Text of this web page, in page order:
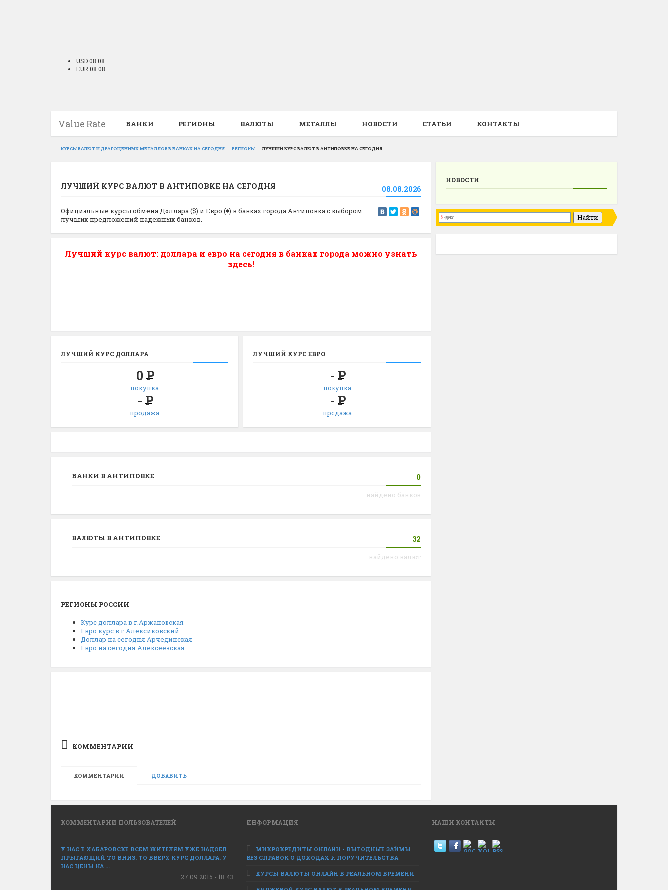
USD 08.08
EUR 08.08
Value Rate БАНКИ РЕГИОНЫ ВАЛЮТЫ МЕТАЛЛЫ НОВОСТИ СТАТЬИ КОНТАКТЫ
КУРСЫ ВАЛЮТ И ДРАГОЦЕННЫХ МЕТАЛЛОВ В БАНКАХ НА СЕГОДНЯ РЕГИОНЫ ЛУЧШИЙ КУРС ВАЛЮТ В АНТИПОВКЕ НА СЕГОДНЯ
ЛУЧШИЙ КУРС ВАЛЮТ В АНТИПОВКЕ НА СЕГОДНЯ 08.08.2026
Официальные курсы обмена Доллара ($) и Евро (€) в банках города Антиповка с выбором
лучших предложений надежных банков.
Лучший курс валют: доллара и евро на сегодня в банках города можно узнать
здесь!
ЛУЧШИЙ КУРС ДОЛЛАРА
0Р
покупка
-Р
продажа
ЛУЧШИЙ КУРС ЕВРО
- Р
покупка
- Р
продажа
БАНКИ В АНТИПОВКЕ 0
найдено банков
ВАЛЮТЫ В АНТИПОВКЕ 32
найдено валют
РЕГИОНЫ РОССИИ
Курс доллара в г.Аржановская
Евро курс в г.Алексиковский
Доллар на сегодня Арчединская
Евро на сегодня Алексеевская
КОММЕНТАРИИ
КОММЕНТАРИИ ДОБАВИТЬ
НОВОСТИ
КОММЕНТАРИИ ПОЛЬЗОВАТЕЛЕЙ
У НАС В ХАБАРОВСКЕ ВСЕМ ЖИТЕЛЯМ УЖЕ НАДОЕЛ
ПРЫГАЮЩИЙ ТО ВНИЗ. ТО ВВЕРХ КУРС ДОЛЛАРА. У
НАС ЦЕНЫ НА ...
27.09.2015 - 18:43
ИНФОРМАЦИЯ
МИКРОКРЕДИТЫ ОНЛАЙН - ВЫГОДНЫЕ ЗАЙМЫ
БЕЗ СПРАВОК О ДОХОДАХ И ПОРУЧИТЕЛЬСТВА
КУРСЫ ВАЛЮТЫ ОНЛАЙН В РЕАЛЬНОМ ВРЕМЕНИ
НАШИ КОНТАКТЫ